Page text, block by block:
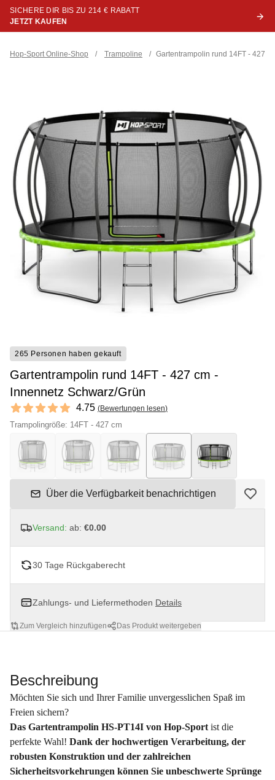
SICHERE DIR BIS ZU 214 € RABATT
JETZT KAUFEN
Hop-Sport Online-Shop / Trampoline / Gartentrampolin rund 14FT - 427
265 Personen haben gekauft
Gartentrampolin rund 14FT - 427 cm -
Innennetz Schwarz/Grün
Reviews
4.75 out of 5 stars 4.75 (Bewertungen lesen)
Trampolingröße: 14FT - 427 cm
Über die Verfügbarkeit benachrichtigen
Versand: ab: €0.00
30 Tage Rückgaberecht
Zahlungs- und Liefermethoden Details
Zum Vergleich hinzufügen Das Produkt weitergeben
Beschreibung
Möchten Sie sich und Ihrer Familie unvergesslichen Spaß im
Freien sichern?
Das Gartentrampolin HS-PT14I von Hop-Sport ist die
perfekte Wahl! Dank der hochwertigen Verarbeitung, der
robusten Konstruktion und der zahlreichen
Sicherheitsvorkehrungen können Sie unbeschwerte Sprünge